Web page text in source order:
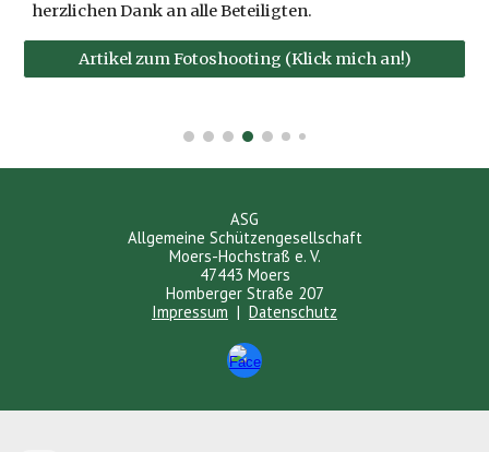
herzlichen Dank an alle Beteiligten.
Artikel zum Fotoshooting (Klick mich an!)
ASG
Allgemeine Schützengesellschaft
Moers-Hochstraß e. V.
47443 Moers
Homberger Straße 207
Impressum | Datenschutz